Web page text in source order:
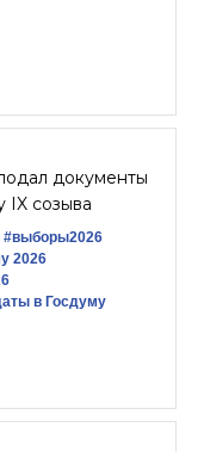
документы
IX созыва
#выборы2026
2026
в Госдуму